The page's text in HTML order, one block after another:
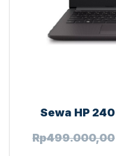
Sewa HP
Rp499.000,00